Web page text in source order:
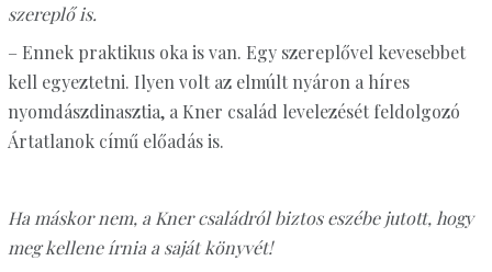
szereplő is.
– Ennek praktikus oka is van. Egy szereplővel kevesebbet
kell egyeztetni. Ilyen volt az elmúlt nyáron a híres
nyomdászdinasztia, a Kner család levelezését feldolgozó
Ártatlanok című előadás is.
Ha máskor nem, a Kner családról biztos eszébe jutott, hogy
meg kellene írnia a saját könyvét!